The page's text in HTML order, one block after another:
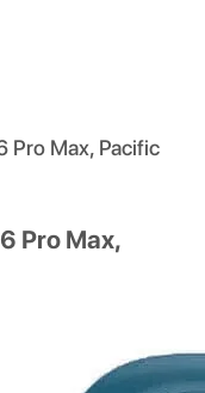
Pro Max, Pacific
Pro Max,